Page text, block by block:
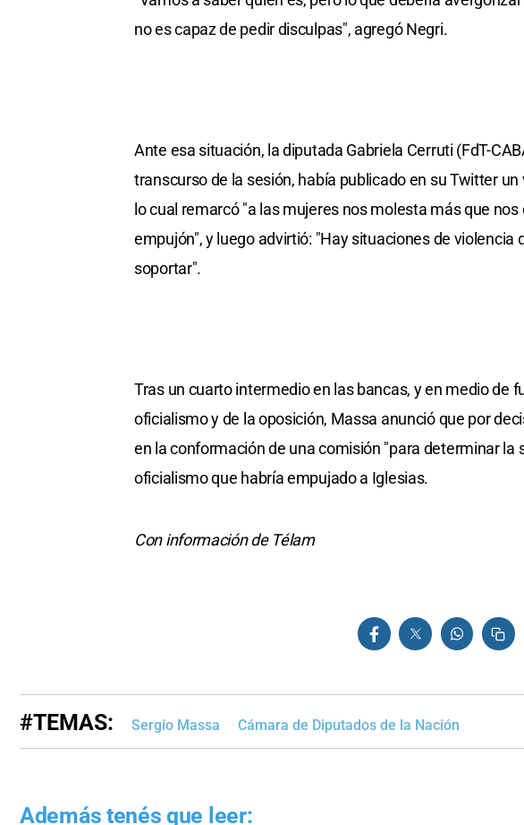
no es capaz de pedir disculpas", agregó Negri.
Ante esa situación, la diputada Gabriela Cerruti (FdT-
transcurso de la sesión, había publicado en su Twitter
lo cual remarcó "a las mujeres nos molesta más que
empujón", y luego advirtió: "Hay situaciones de violencia
soportar".
Tras un cuarto intermedio en las bancas, y en medio de
oficialismo y de la oposición, Massa anunció que por
en la conformación de una comisión "para determinar la
oficialismo que habría empujado a Iglesias.
Con información de Télam
#TEMAS: Sergio Massa Cámara de Diputados de la Nación
Además tenés que leer: